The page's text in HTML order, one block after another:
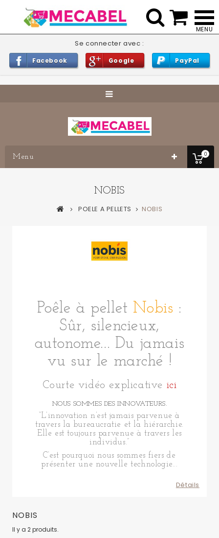
Se connecter avec :
Facebook Google PayPal
0
Menu
NOBIS
POELE A PELLETS NOBIS
Poêle à pellet Nobis :
Sûr, silencieux,
autonome... Du jamais
vu sur le marché !
Courte vidéo explicative ici
NOUS SOMMES DES INNOVATEURS.
“L’innovation n’est jamais parvenue à
travers la bureaucratie et la hiérarchie.
Elle est toujours parvenue à travers les
individus.”
C’est pourquoi nous sommes fiers de
présenter une nouvelle technologie...
Détails
NOBIS
Il y a 2 produits.
 